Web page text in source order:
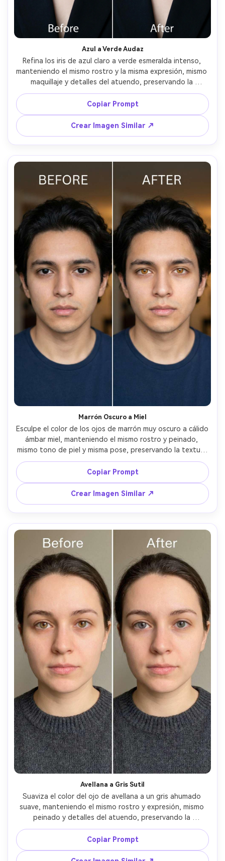
Azul a Verde Audaz
Refina los iris de azul claro a verde esmeralda intenso,
manteniendo el mismo rostro y la misma expresión, mismo
maquillaje y detalles del atuendo, preservando la
iluminación original y dirección de los reflejos, mantén las
fibras del iris nítidas y realistas --ar 4:5
Copiar Prompt
Crear Imagen Similar ↗
Marrón Oscuro a Miel
Esculpe el color de los ojos de marrón muy oscuro a cálido
ámbar miel, manteniendo el mismo rostro y peinado,
mismo tono de piel y misma pose, preservando la textura
de la piel y sombras originales, mantén el tamaño de la
pupila natural y bordes de pestañas definidos --ar 4:5
Copiar Prompt
Crear Imagen Similar ↗
Avellana a Gris Sutil
Suaviza el color del ojo de avellana a un gris ahumado
suave, manteniendo el mismo rostro y expresión, mismo
peinado y detalles del atuendo, preservando la
iluminación original y detalles del fondo, conserva anillos
naturales del iris y contraste creíble --ar 4:5
Copiar Prompt